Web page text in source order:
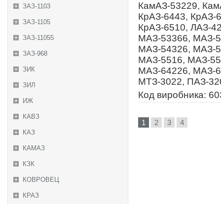
ЗАЗ-1103
ЗАЗ-1105
ЗАЗ-11055
ЗАЗ-968
ЗИК
ЗИЛ
ИЖ
КАВЗ
КАЗ
КАМАЗ
КЗК
КОВРОВЕЦ
КРАЗ
КамАЗ-53229,
КрАЗ-6443, КрАЗ-
КрАЗ-6510, ЛАЗ-
МАЗ-53366, МАЗ-
МАЗ-54326, МАЗ-
МАЗ-5516, МАЗ-
МАЗ-64226, МАЗ-
МТЗ-3022, ПАЗ-
Код виробника:
1 2 3 4